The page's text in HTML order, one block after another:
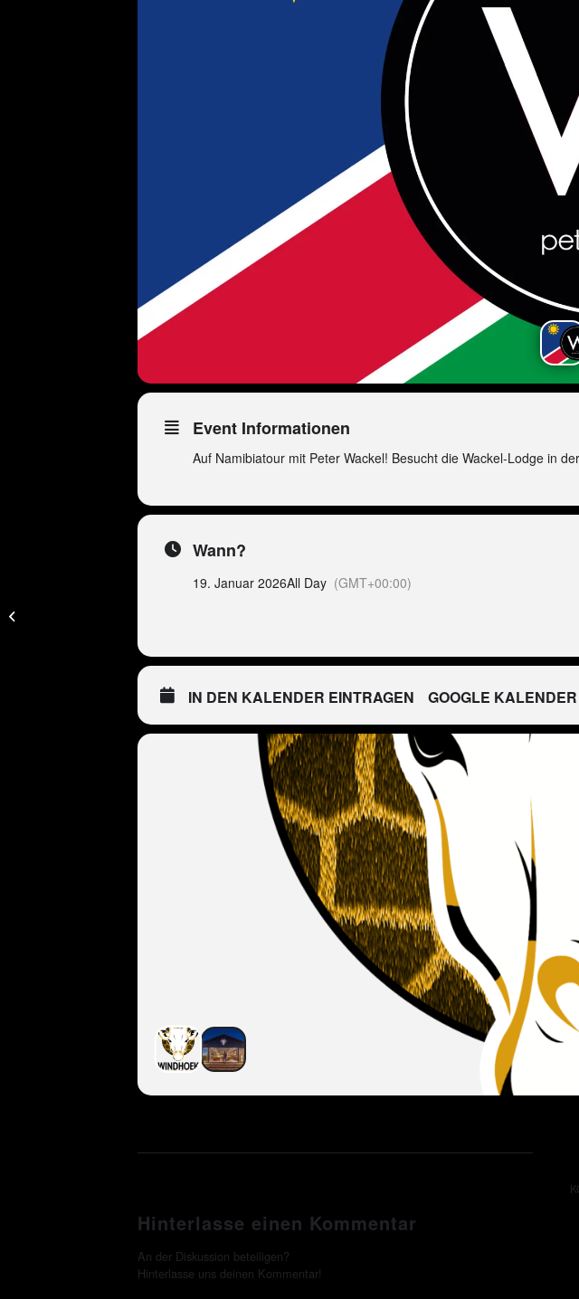
Event Informationen
Auf Namibiatour mit Peter Wackel! Besucht die Wackel-Lodge in
Wann?
19. Januar 2026All Day (GMT+00:00)
IN DEN KALENDER EINTRAGEN GOOGLE KALENDER
Hinterlasse einen Kommentar
An der Diskussion beteiligen?
Hinterlasse uns deinen Kommentar!